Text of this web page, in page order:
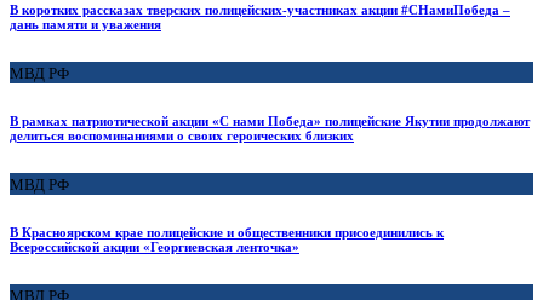
В коротких рассказах тверских полицейских-участниках акции #СНамиПобеда –
дань памяти и уважения
МВД РФ
В рамках патриотической акции «С нами Победа» полицейские Якутии продолжают
делиться воспоминаниями о своих героических близких
МВД РФ
В Красноярском крае полицейские и общественники присоединились к
Всероссийской акции «Георгиевская ленточка»
МВД РФ